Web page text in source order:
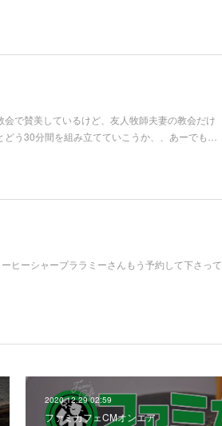
で賛美しているけど、友人牧師夫妻の教会だけ
う30分間を組み立てていこうか、、あーでも…
ヒーシャープララミーさんもう予約して下さって
2020.12.29 02:59
ファミカフェCMオンエア